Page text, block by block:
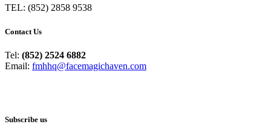
TEL: (852) 2858 9538
Contact Us
Tel: (852) 2524 6882
Email: fmhhq@facemagichaven.com
Subscribe us